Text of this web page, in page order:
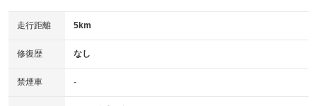
走行距離 5km
修復歴 なし
禁煙車 -